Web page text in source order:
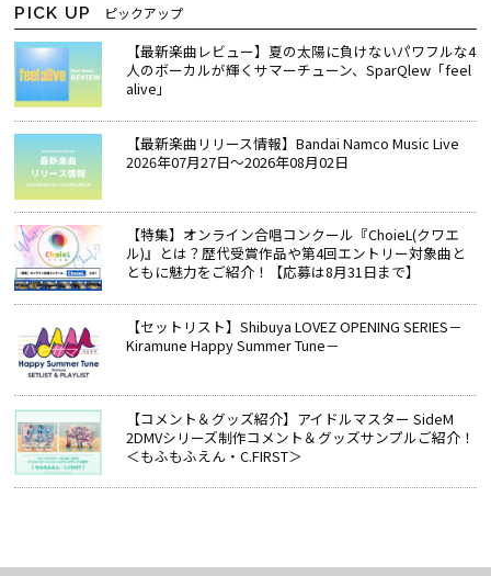
PICK UP ピックアップ
【最新楽曲レビュー】夏の太陽に負けないパワフルな4
人のボーカルが輝くサマーチューン、SparQlew「feel
alive」
【最新楽曲リリース情報】Bandai Namco Music Live
2026年07月27日～2026年08月02日
【特集】オンライン合唱コンクール『ChoieL(クワエ
ル)』とは？歴代受賞作品や第4回エントリー対象曲と
ともに魅力をご紹介！【応募は8月31日まで】
【セットリスト】Shibuya LOVEZ OPENING SERIES－
Kiramune Happy Summer Tune－
【コメント＆グッズ紹介】アイドルマスター SideM
2DMVシリーズ制作コメント＆グッズサンプルご紹介！
＜もふもふえん・C.FIRST＞